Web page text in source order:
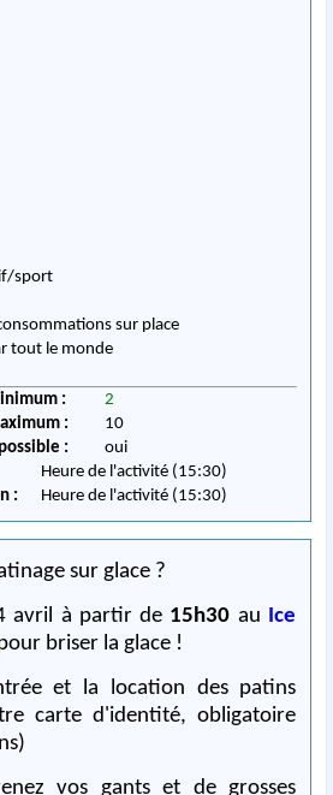
sport
et consommations sur place
tout le monde
:
2
:
10
:
oui
Heure de l'activité (15:30)
:
Heure de l'activité (15:30)
sur glace ?
avril à partir de 15h30 au Ice
briser la glace !
et la location des patins
carte d'identité, obligatoire
vos gants et de grosses